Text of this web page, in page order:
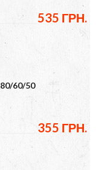
535 ГРН.
60/50
355 ГРН.